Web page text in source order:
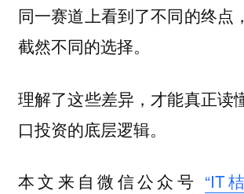
同一赛道上看到了不同的终点
截然不同的选择。
理解了这些差异，才能真正读
口投资的底层逻辑。
本文来自微信公众号 “IT